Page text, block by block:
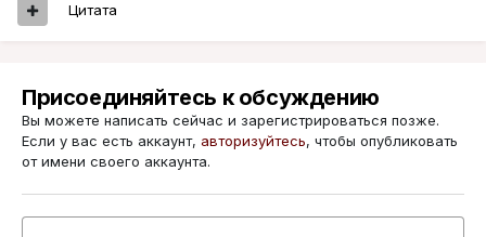
Цитата
Присоединяйтесь к обсуждению
Вы можете написать сейчас и зарегистрироваться позже.
Если у вас есть аккаунт, авторизуйтесь, чтобы опубликовать
от имени своего аккаунта.